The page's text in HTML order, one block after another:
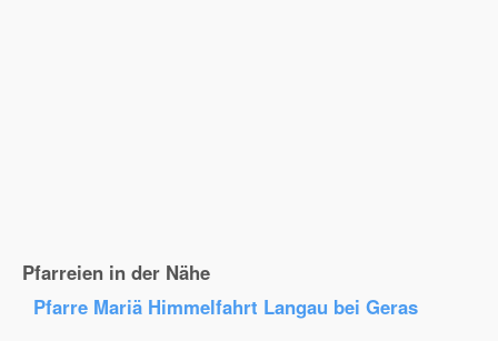
Pfarreien in der Nähe
Pfarre Mariä Himmelfahrt Langau bei Geras